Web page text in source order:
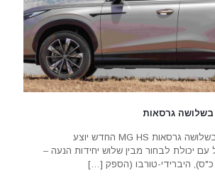
רכב/ MG HS – בשלושה גרסאות MG HS החדש יוצע
עם יכולת לבחור מבין שלוש יחידות הנעה –
[…]